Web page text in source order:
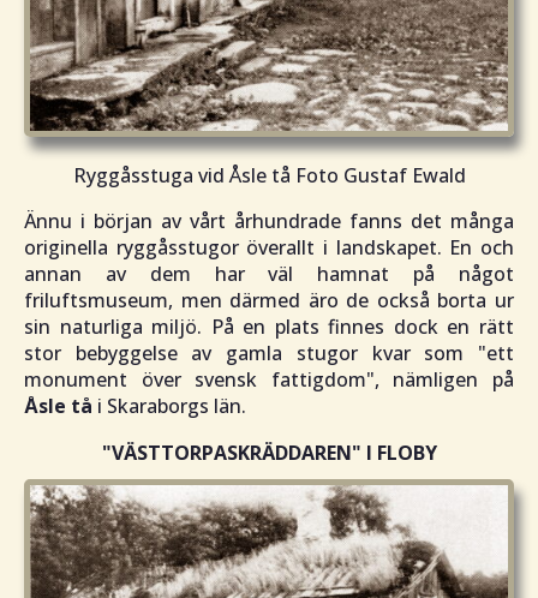
Ryggåsstuga vid Åsle tå Foto Gustaf Ewald
Ännu i början av vårt århundrade fanns det många
originella ryggåsstugor överallt i landskapet. En och
annan av dem har väl hamnat på något
friluftsmuseum, men därmed äro de också borta ur
sin naturliga miljö. På en plats finnes dock en rätt
stor bebyggelse av gamla stugor kvar som "ett
monument över svensk fattigdom", nämligen på
Åsle tå i Skaraborgs län.
"VÄSTTORPASKRÄDDAREN" I FLOBY